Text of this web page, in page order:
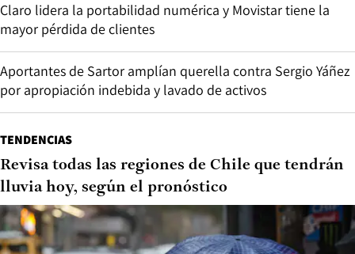
Claro lidera la portabilidad numérica y Movistar tiene la
mayor pérdida de clientes
Aportantes de Sartor amplían querella contra Sergio Yáñez
por apropiación indebida y lavado de activos
TENDENCIAS
Revisa todas las regiones de Chile que tendrán
lluvia hoy, según el pronóstico